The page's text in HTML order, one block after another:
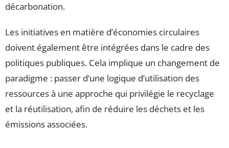
décarbonation.
Les initiatives en matière d’économies circulaires
doivent également être intégrées dans le cadre des
politiques publiques. Cela implique un changement de
paradigme : passer d’une logique d’utilisation des
ressources à une approche qui privilégie le recyclage
et la réutilisation, afin de réduire les déchets et les
émissions associées.